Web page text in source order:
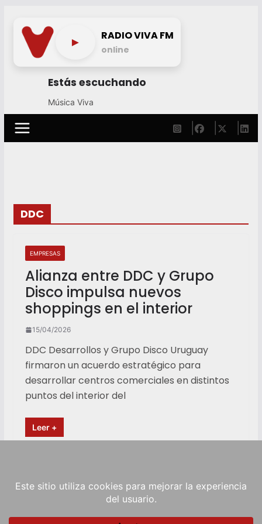
content
► RADIO VIVA FM
online
Estás escuchando
Música Viva
DDC
EMPRESAS
Alianza entre DDC y Grupo
Disco impulsa nuevos
shoppings en el interior
15/04/2026
DDC Desarrollos y Grupo Disco Uruguay
firmaron un acuerdo estratégico para
desarrollar centros comerciales en distintos
puntos del interior del
Leer +